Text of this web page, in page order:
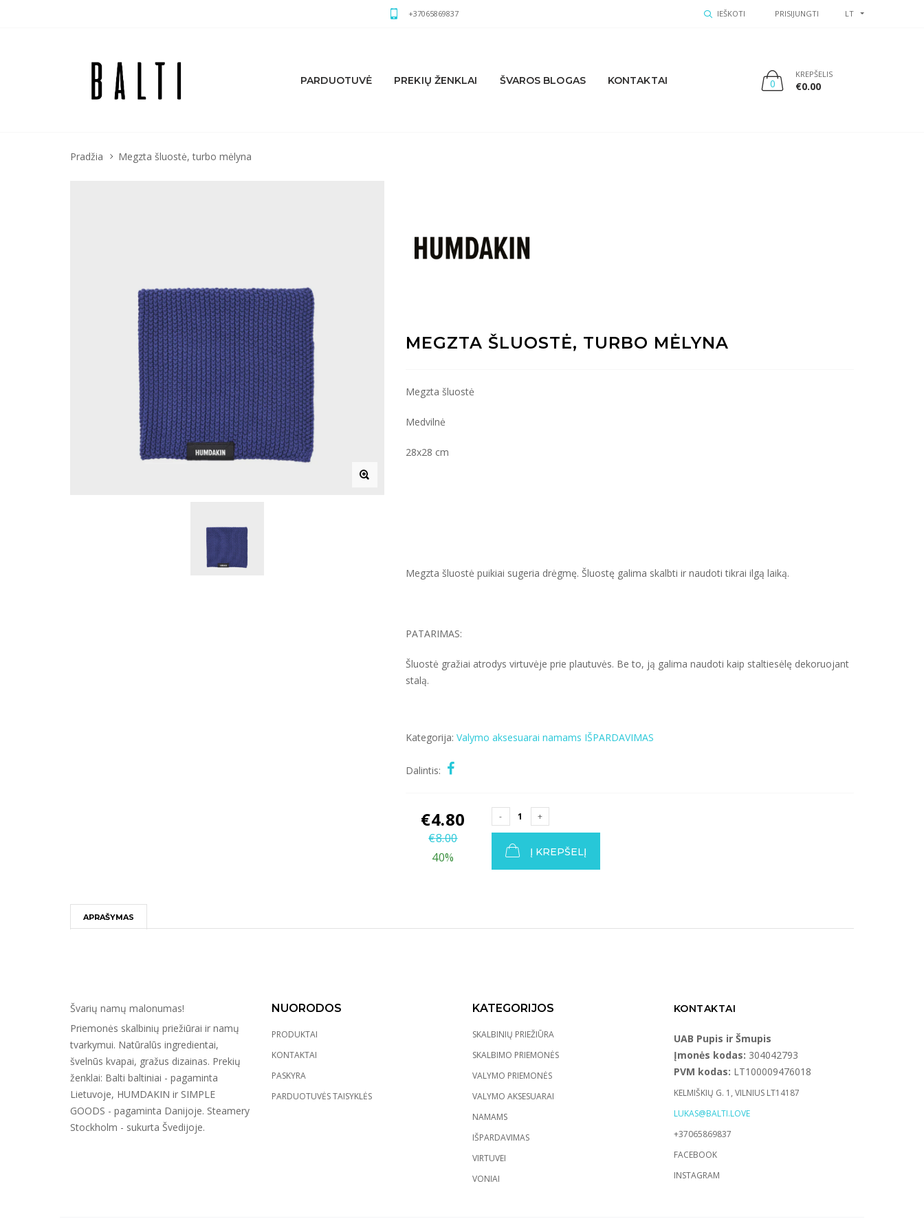
+37065869837 IEŠKOTI PRISIJUNGTI LT
PARDUOTUVĖ PREKIŲ ŽENKLAI ŠVAROS BLOGAS KONTAKTAI 0
KREPŠELIS
€0.00
Pradžia Megzta šluostė, turbo mėlyna
MEGZTA ŠLUOSTĖ, TURBO MĖLYNA
Megzta šluostė
Medvilnė
28x28 cm
Megzta šluostė puikiai sugeria drėgmę. Šluostę galima skalbti ir naudoti tikrai ilgą laiką.
PATARIMAS:
Šluostė gražiai atrodys virtuvėje prie plautuvės. Be to, ją galima naudoti kaip staltiesėlę dekoruojant
stalą.
Kategorija: Valymo aksesuarai namams IŠPARDAVIMAS
Dalintis:
€4.80
€8.00
40%
Į KREPŠELĮ
APRAŠYMAS
Švarių namų malonumas!
Priemonės skalbinių priežiūrai ir namų
tvarkymui. Natūralūs ingredientai,
švelnūs kvapai, gražus dizainas. Prekių
ženklai: Balti baltiniai - pagaminta
Lietuvoje, HUMDAKIN ir SIMPLE
GOODS - pagaminta Danijoje. Steamery
Stockholm - sukurta Švedijoje.
NUORODOS
PRODUKTAI
KONTAKTAI
PASKYRA
PARDUOTUVĖS TAISYKLĖS
KATEGORIJOS
SKALBINIŲ PRIEŽIŪRA
SKALBIMO PRIEMONĖS
VALYMO PRIEMONĖS
VALYMO AKSESUARAI
NAMAMS
IŠPARDAVIMAS
VIRTUVEI
VONIAI
KONTAKTAI
UAB Pupis ir Šmupis
Įmonės kodas: 304042793
PVM kodas: LT100009476018
KELMIŠKIŲ G. 1, VILNIUS LT14187
LUKAS@BALTI.LOVE
+37065869837
FACEBOOK
INSTAGRAM